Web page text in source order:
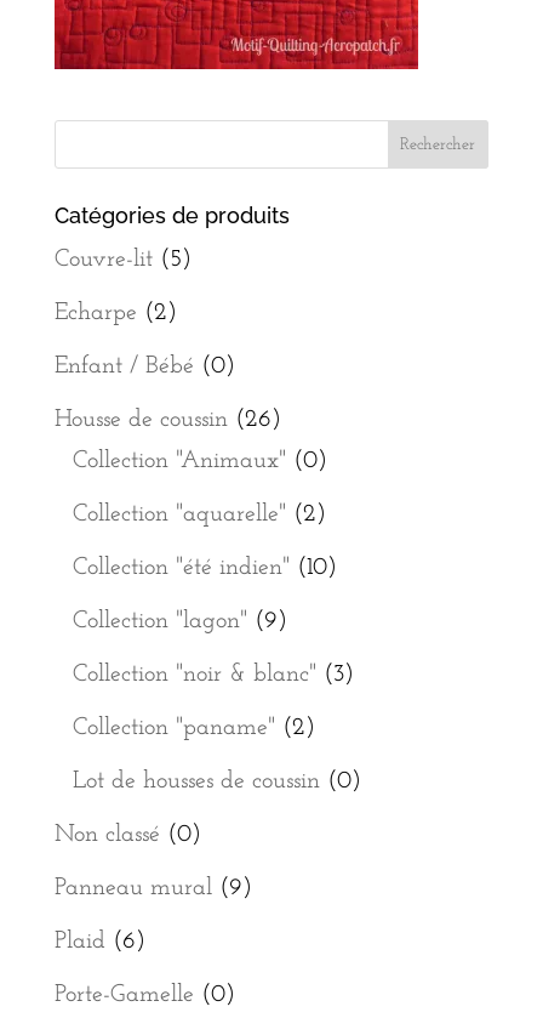
Catégories de produits
Couvre-lit (5)
Echarpe (2)
Enfant / Bébé (0)
Housse de coussin (26)
Collection "Animaux" (0)
Collection "aquarelle" (2)
Collection "été indien" (10)
Collection "lagon" (9)
Collection "noir & blanc" (3)
Collection "paname" (2)
Lot de housses de coussin (0)
Non classé (0)
Panneau mural (9)
Plaid (6)
Porte-Gamelle (0)